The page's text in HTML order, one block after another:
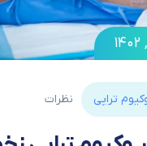
تراپی نظرات